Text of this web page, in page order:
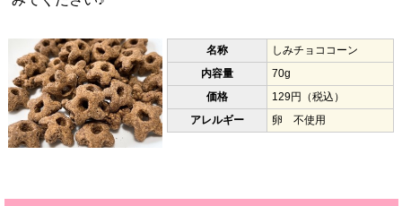
名称
しみチョココーン
内容量
70g
価格
129円（税込）
アレルギー
卵 不使用